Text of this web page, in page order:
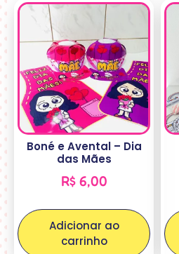
Boné e Avental – Dia
das Mães
R$6,00
Adicionar ao
carrinho